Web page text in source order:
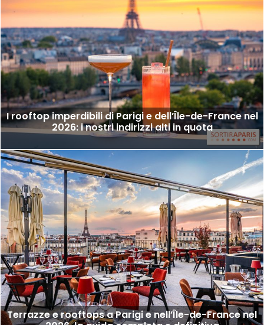
I rooftop imperdibili di Parigi e dell’Île-de-France nel
2026: i nostri indirizzi alti in quota
Terrazze e rooftops a Parigi e nell’Île-de-France nel